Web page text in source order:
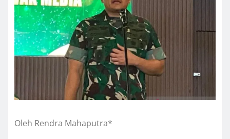
Oleh Rendra Mahaputra*